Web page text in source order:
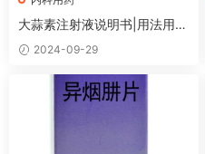
大蒜素注射液说明书|用法用
量|注意事项
2024-09-29